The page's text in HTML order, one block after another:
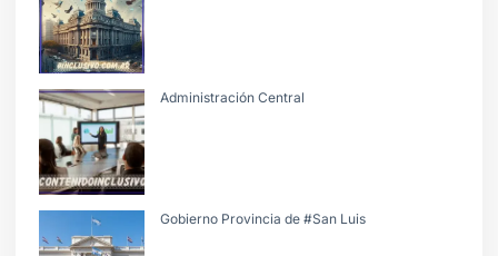
Administración Central
Gobierno Provincia de #San Luis